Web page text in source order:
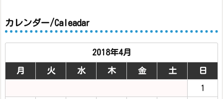
カレンダー/Caleadar
2018年4月
月 火 水 木 金 土 日
1